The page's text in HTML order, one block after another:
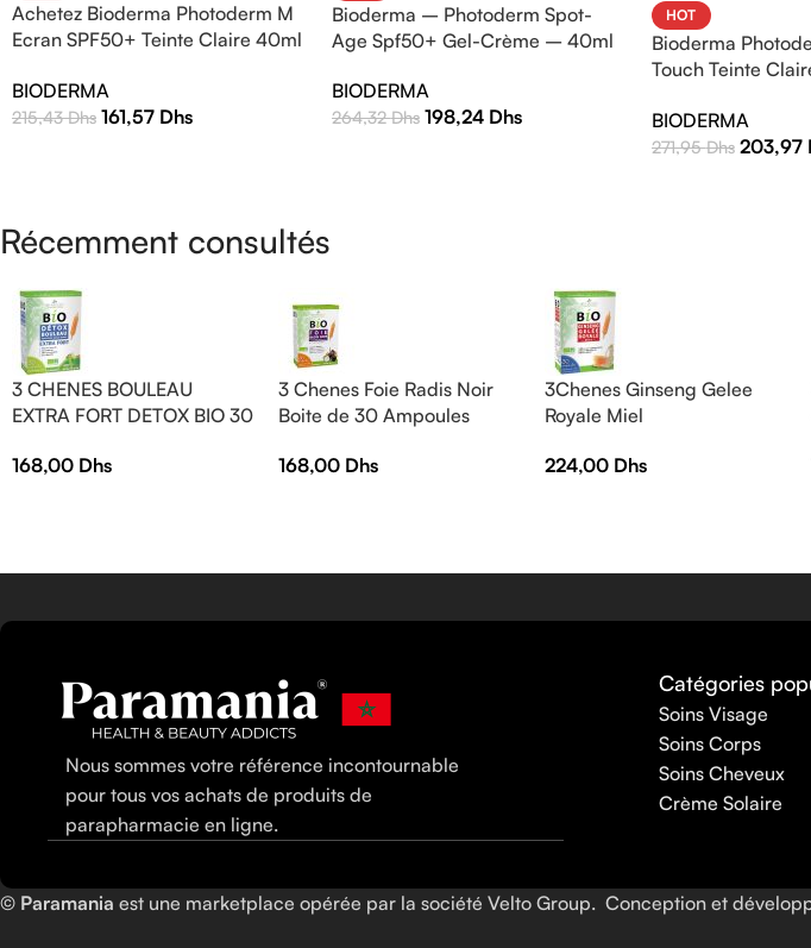
Achetez Bioderma Photoderm M
Ecran SPF50+ Teinte Claire 40ml
Efficacité
BIODERMA
215,43Dhs 161,57 Dhs
Bioderma – Photoderm Spot-
Age Spf50+ Gel-Crème – 40ml
BIODERMA
264,32Dhs 198,24 Dhs
HOT
Bioderma
Touch Teinte
BIODERMA
271,95Dhs 203,97
Récemment consultés
3 CHENES BOULEAU
EXTRA FORT DETOX BIO 30
168,00 Dhs
3 Chenes Foie Radis Noir
Boite de 30 Ampoules
168,00 Dhs
3Chenes Ginseng Gelee
Royale Miel
224,00 Dhs
Nous sommes votre référence incontournable
pour tous vos achats de produits de
parapharmacie en ligne.
Catégories
Soins Visage
Soins Corps
Soins Cheveux
Crème Solaire
© Paramania est une marketplace opérée par la société Velto Group. Conception et